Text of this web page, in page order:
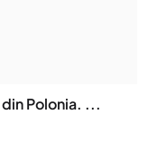
Polonia. ...